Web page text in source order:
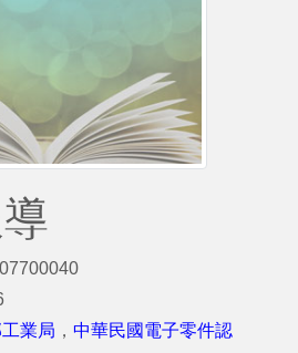
業局 ， 中華民國電子零件認